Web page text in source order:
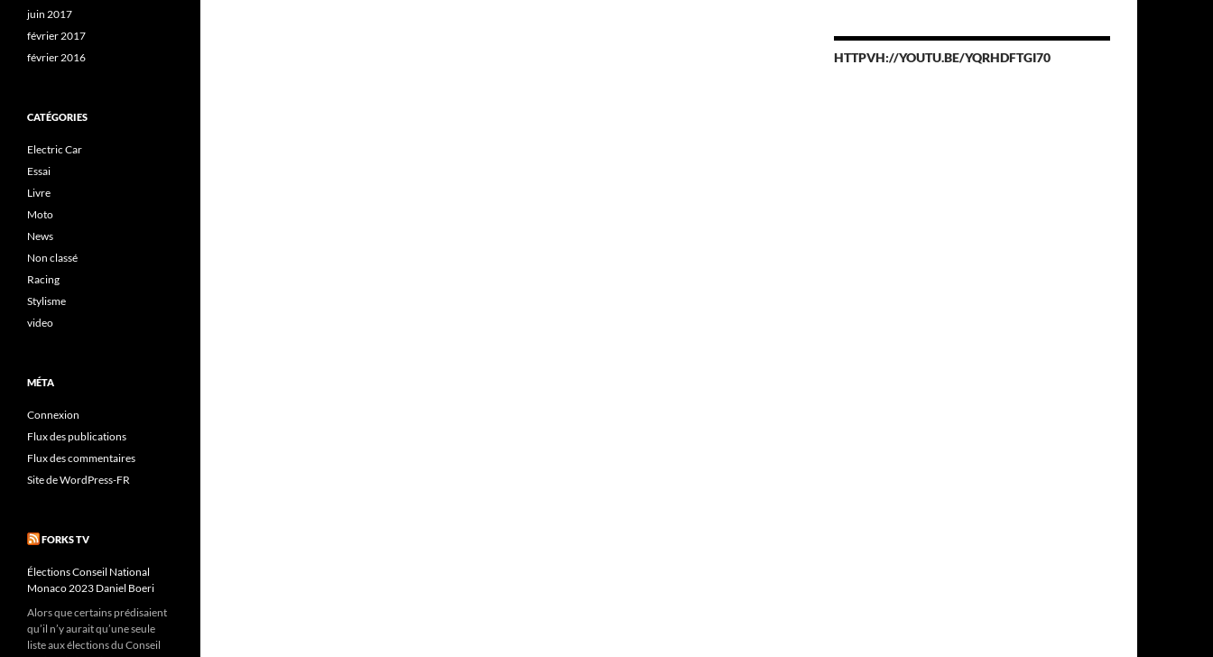
HTTPVH://YOUTU.BE/YQRHDFTGI70
juin 2017
février 2017
février 2016
CATÉGORIES
Electric Car
Essai
Livre
Moto
News
Non classé
Racing
Stylisme
video
MÉTA
Connexion
Flux des publications
Flux des commentaires
Site de WordPress-FR
FORKS TV
Élections Conseil National
Monaco 2023 Daniel Boeri
Alors que certains prédisaient
qu’il n’y aurait qu’une seule
liste aux élections du Conseil